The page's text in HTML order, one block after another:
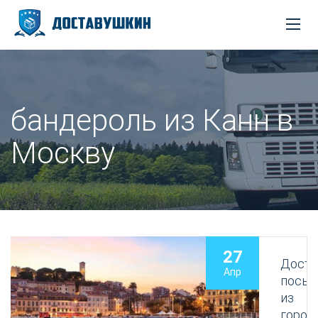
бандероль из Канн в
Москву
27
Апр
из